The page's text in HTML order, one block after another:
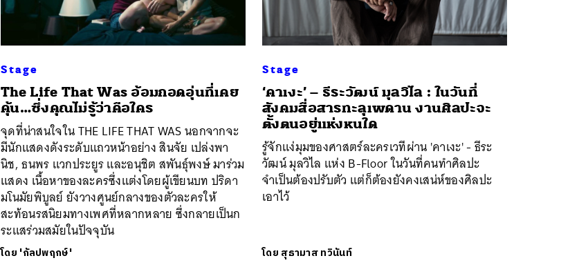
Stage
The Life That Was อ้อมกอดอุ่นที่เคย
คุ้น…ซึ่งคุณไม่รู้ว่าคือใคร
จุดที่น่าสนใจใน THE LIFE THAT WAS นอกจากจะ
มีนักแสดงดังระดับแถวหน้าอย่าง สินจัย เปล่งพา
นิช, ธนพร แวกประยูร และอนุชิต สพันธุ์พงษ์ มาร่วม
แสดง เนื้อหาของละครซึ่งแต่งโดยผู้เขียนบท ปริดา
มโนมัยพิบูลย์ ยังวางศูนย์กลางของตัวละครให้
สะท้อนรสนิยมทางเพศที่หลากหลาย ซึ่งกลายเป็นก
ระแสร่วมสมัยในปัจจุบัน
โดย 'กัลปพฤกษ์'
Stage
‘คาเงะ’ – ธีระวัฒน์ มุลวิไล : ในวันที่
สังคมสื่อสารทะลุเพดาน งานศิลปะจะ
ตั้งตนอยู่แห่งหนใด
รู้จักแง่มุมของศาสตร์ละครเวทีผ่าน 'คาเงะ' - ธีระ
วัฒน์ มุลวิไล แห่ง B-Floor ในวันที่คนทำศิลปะ
จำเป็นต้องปรับตัว แต่ก็ต้องยังคงเสน่ห์ของศิลปะ
เอาไว้
โดย สุธามาส ทวินันท์